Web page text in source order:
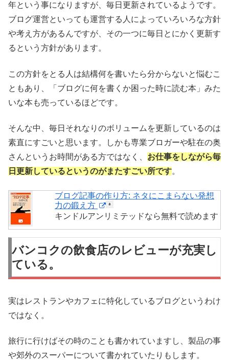
年という事になりますが、毎日更新されているようです。
ブログ運営といっても運営する人によっていろいろな方針
や考え方があるんですが、その一つに毎日とにかく更新す
るという方針があります。
この方針をとる人は結構何を書いたら分からないと悩むこ
ともあり、「ブログに何を書くか困った時に読む本」みた
いな本も売っているほどです。
そんな中、毎日それなりのボリュームを更新しているのは
素直にすごいと思います。しかも専業ブロガーや駐在の奥
さんというお時間がある方ではなく、 お仕事をしながら毎
日更新しているというのがまたすごい所です。
ブログ記事の作り方: ネタにこまらない発想
力の鍛え方
キンドルアンリミテッドなら無料で読めます
バンコクの飲食店のレビューが充実し
ている。
実はレストランやカフェに特化しているブログというわけ
ではなく。
旅行に行けばその時のことも書かれていますし、製品の事
や郊外のスーパーについて書かれていたりもします。